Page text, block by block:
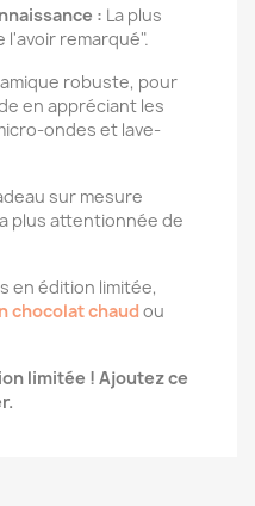
: La plus
l'avoir remarqué".
robuste, pour
en appréciant les
ondes et lave-
sur mesure
plus attentionnée de
en édition limitée,
chocolat chaud ou
limitée ! Ajoutez ce